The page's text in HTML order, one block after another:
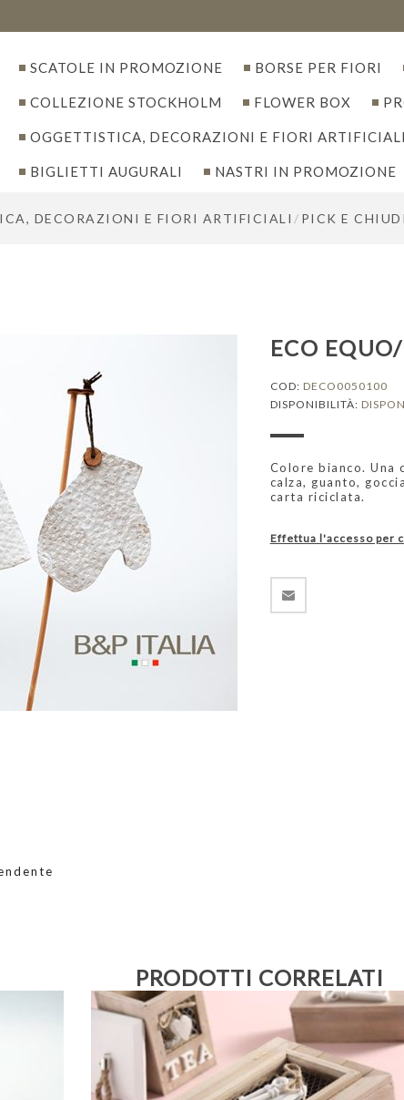
SCATOLE IN PROMOZIONE BORSE PER FIORI
COLLEZIONE STOCKHOLM FLOWER BOX
OGGETTISTICA, DECORAZIONI E FIORI ARTIFICIALI
BIGLIETTI AUGURALI NASTRI IN PROMOZIONE
DECORAZIONI E FIORI ARTIFICIALI / PICK E
ECO
COD: DECO0050100
DISPONIBILITÀ:
Colore bianco. Una
calza, guanto,
carta riciclata.
Effettua l'accesso per
PRODOTTI CORRELATI